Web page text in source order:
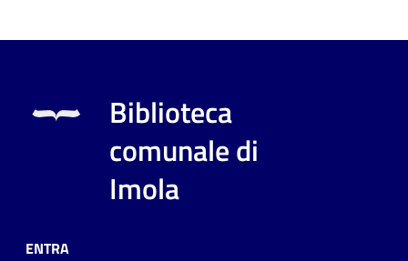
Biblioteca
comunale di
Imola
ENTRA